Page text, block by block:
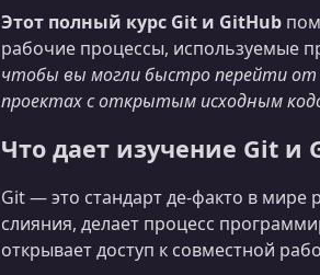
Этот полный курс Git и GitHub
рабочие процессы, используемые
чтобы вы могли быстро перейти от
проектах с открытым исходным
Что дает изучение Git и
Git — это стандарт де-факто в мире
слияния, делает процесс
открывает доступ к совместной